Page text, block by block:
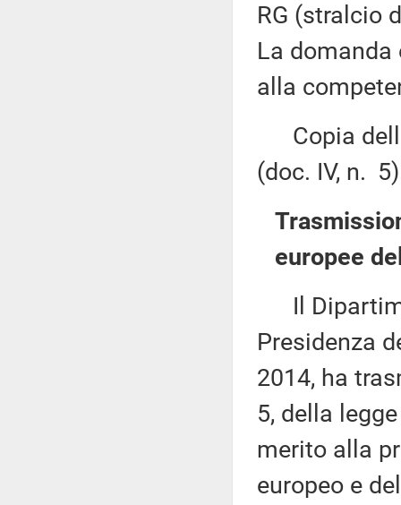
RG (stralcio
La
alla
Copia
(doc. IV, n.
europee
Il
Presidenza
2014, ha
5, della
merito alla
europeo e